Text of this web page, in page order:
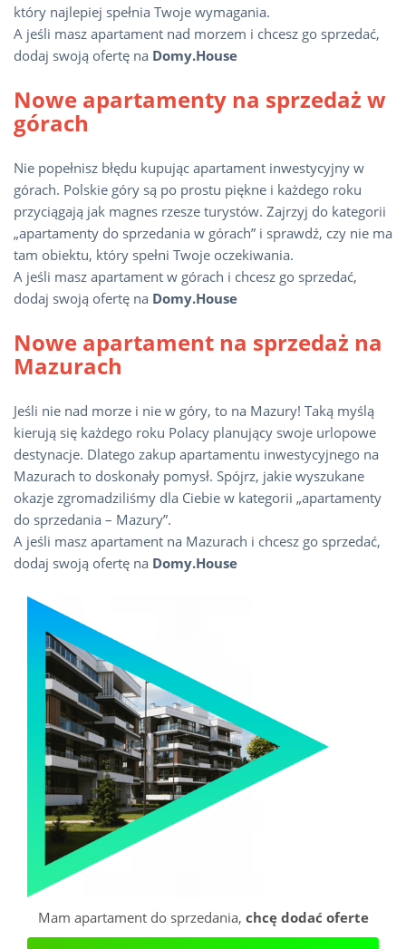
który najlepiej spełnia Twoje wymagania.
A jeśli masz apartament nad morzem i chcesz go sprzedać,
dodaj swoją ofertę na Domy.House
Nowe apartamenty na sprzedaż w
górach
Nie popełnisz błędu kupując apartament inwestycyjny w
górach. Polskie góry są po prostu piękne i każdego roku
przyciągają jak magnes rzesze turystów. Zajrzyj do kategorii
„apartamenty do sprzedania w górach” i sprawdź, czy nie ma
tam obiektu, który spełni Twoje oczekiwania.
A jeśli masz apartament w górach i chcesz go sprzedać,
dodaj swoją ofertę na Domy.House
Nowe apartament na sprzedaż na
Mazurach
Jeśli nie nad morze i nie w góry, to na Mazury! Taką myślą
kierują się każdego roku Polacy planujący swoje urlopowe
destynacje. Dlatego zakup apartamentu inwestycyjnego na
Mazurach to doskonały pomysł. Spójrz, jakie wyszukane
okazje zgromadziliśmy dla Ciebie w kategorii „apartamenty
do sprzedania – Mazury”.
A jeśli masz apartament na Mazurach i chcesz go sprzedać,
dodaj swoją ofertę na Domy.House
Mam apartament do sprzedania, chcę dodać oferte